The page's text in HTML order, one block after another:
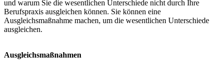
und warum Sie die wesentlichen Unterschiede nicht durch Ihre
Berufspraxis ausgleichen können. Sie können eine
Ausgleichsmaßnahme machen, um die wesentlichen Unterschiede
ausgleichen.
Ausgleichsmaßnahmen